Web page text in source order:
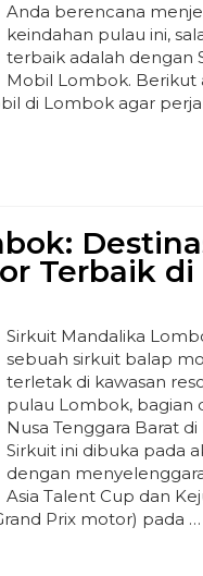
Anda berencana
keindahan pulau ini,
terbaik adalah dengan
Mobil Lombok. Berikut
di Lombok agar
Terbaik di
Sirkuit Mandalika
sebuah sirkuit balap
terletak di kawasan
pulau Lombok, bagian
Nusa Tenggara Barat di
Sirkuit ini dibuka pada
dengan
Asia Talent Cup dan
Prix motor) pada …